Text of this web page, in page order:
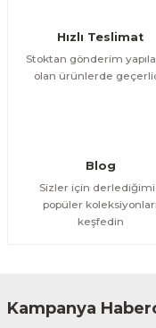
Bu ürüne benzer
Hızlı Teslimat
Stoktan gönderim
olan ürünlerde
Blog
Sizler için
popüler koleksiyonları
keşfedin
Kampanya